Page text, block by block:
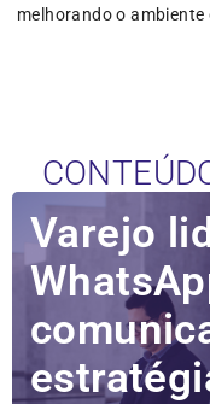
melhorando o ambiente
Varejo